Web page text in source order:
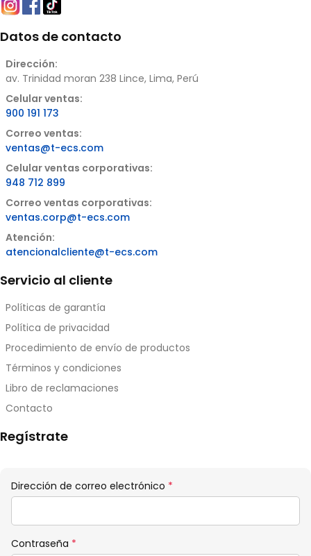
Datos de contacto
Dirección:
av. Trinidad moran 238 Lince, Lima, Perú
Celular ventas:
900 191 173
Correo ventas:
ventas@t-ecs.com
Celular ventas corporativas:
948 712 899
Correo ventas corporativas:
ventas.corp@t-ecs.com
Atención:
atencionalcliente@t-ecs.com
Servicio al cliente
Políticas de garantía
Política de privacidad
Procedimiento de envío de productos
Términos y condiciones
Libro de reclamaciones
Contacto
Regístrate
Dirección de correo electrónico *
Contraseña *